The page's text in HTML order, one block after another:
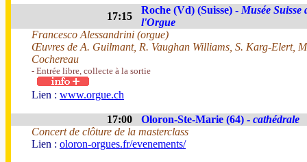
17:15
Roche (Vd) (Suisse) - Musée Suisse
l'Orgue
Francesco Alessandrini (orgue)
Œuvres de A. Guilmant, R. Vaughan Williams, S. Karg-Elert,
Cochereau
- Entrée libre, collecte à la sortie
Lien : www.orgue.ch
17:00 Oloron-Ste-Marie (64) - cathédrale
Concert de clôture de la masterclass
Lien : oloron-orgues.fr/evenements/